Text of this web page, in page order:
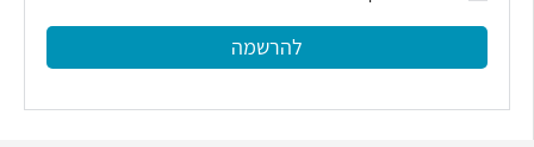
להרשמה